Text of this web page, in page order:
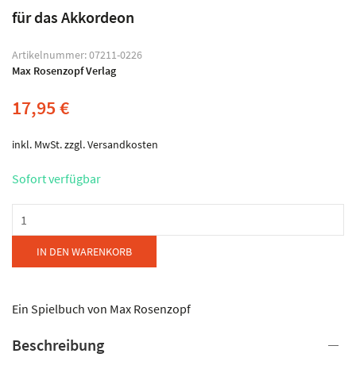
für das Akkordeon
Artikelnummer:07211-0226
Max Rosenzopf Verlag
17,95€
inkl. MwSt.zzgl.Versandkosten
Sofort verfügbar
Rosenzopf
Verlag
-
Steirische
Menge
IN DEN WARENKORB
Ein Spielbuch von Max Rosenzopf
Beschreibung